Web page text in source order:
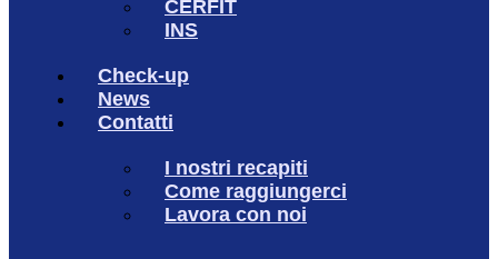
CERFIT
INS
Check-up
News
Contatti
I nostri recapiti
Come raggiungerci
Lavora con noi